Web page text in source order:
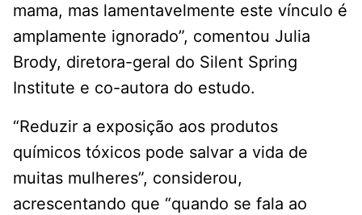
mama, mas lamentavelmente este vínculo é
amplamente ignorado”, comentou Julia
Brody, diretora-geral do Silent Spring
Institute e co-autora do estudo.
“Reduzir a exposição aos produtos
químicos tóxicos pode salvar a vida de
muitas mulheres”, considerou,
acrescentando que “quando se fala ao